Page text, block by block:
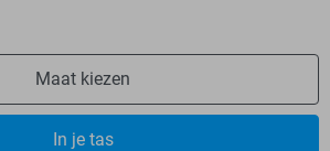
Maat kiezen
In je tas